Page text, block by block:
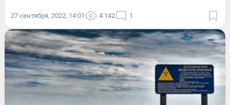
27 сентября, 2022, 14:01 4 142 1